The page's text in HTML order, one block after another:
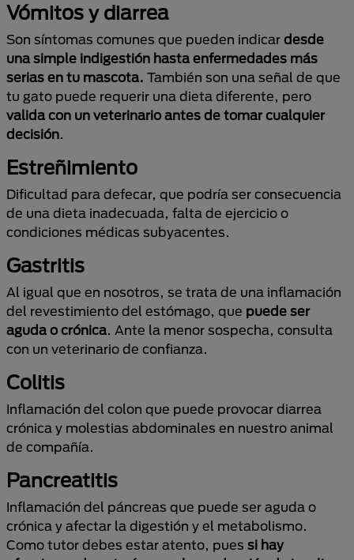
Vómitos y diarrea
Son síntomas comunes que pueden indicar desde
una simple indigestión hasta enfermedades más
serias en tu mascota. También son una señal de que
tu gato puede requerir una dieta diferente, pero
valida con un veterinario antes de tomar cualquier
decisión.
Estreñimiento
Dificultad para defecar, que podría ser consecuencia
de una dieta inadecuada, falta de ejercicio o
condiciones médicas subyacentes.
Gastritis
Al igual que en nosotros, se trata de una inflamación
del revestimiento del estómago, que puede ser
aguda o crónica. Ante la menor sospecha, consulta
con un veterinario de confianza.
Colitis
Inflamación del colon que puede provocar diarrea
crónica y molestias abdominales en nuestro animal
de compañía.
Pancreatitis
Inflamación del páncreas que puede ser aguda o
crónica y afectar la digestión y el metabolismo.
Como tutor debes estar atento, pues si hay